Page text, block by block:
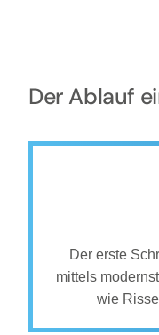
Der Ablauf
Der erste
mittels
wie